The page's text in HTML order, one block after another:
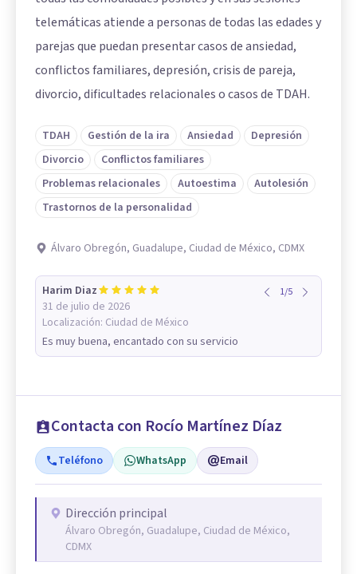
telemáticas atiende a personas de todas las edades y
parejas que puedan presentar casos de ansiedad,
conflictos familiares, depresión, crisis de pareja,
divorcio, dificultades relacionales o casos de TDAH.
TDAH Gestión de la ira Ansiedad
Depresión
Divorcio
Conflictos familiares
Problemas relacionales
Autoestima
Autolesión
Trastornos de la personalidad
Álvaro Obregón, Guadalupe, Ciudad de México, CDMX
Harim Diaz
31 de julio de 2026
Localización: Ciudad de México
1/5
Es muy buena, encantado con su servicio
Contacta con Rocío Martínez Díaz
Teléfono WhatsApp Email
Dirección principal
Álvaro Obregón, Guadalupe, Ciudad de México,
CDMX